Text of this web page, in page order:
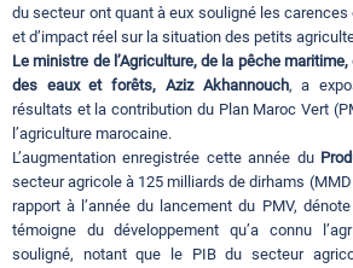
du secteur ont quant à eux souligné les
et d’impact réel sur la situation des petits
Le ministre de l’Agriculture, de la pêche
des eaux et forêts, Aziz Akhannouch, a
résultats et la contribution du Plan Maroc Vert
l’agriculture marocaine.
L’augmentation enregistrée cette année du
secteur agricole à 125 milliards de dirhams
rapport à l’année du lancement du PMV,
témoigne du développement qu’a connu
souligné, notant que le PIB du secteur